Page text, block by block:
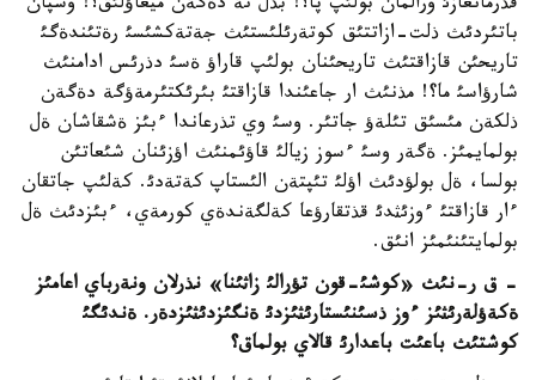
قذرمانعازئ ورالمان بولئپ پا؟! بذل نة دةگةن ميعاؤلئق؟! وسپان
باتئردئث ذلت-ازاتتئق كوتةرئلئستئث جةتةكشئسئ رةتئندةگئ
تاريحئن قازاقتئث تاريحئنان بولئپ قاراؤ ةسئ دذرئس ادامنئث
شارؤاسئ ما؟! مذنئث ار جاعئندا قازاقتئ بئرئكتئرمةؤگة دةگةن
ذلكةن مئسئق تئلةؤ جاتئر. وسئ وي تذرعاندا ءبئز ةشقاشان ةل
بولمايمئز. ةگةر وسئ ءسوز زيالئ قاؤئمنئث اؤزئنان شئعاتئن
بولسا، ةل بولؤدئث اؤلئ تئپتةن الئستاپ كةتةدئ. كةلئپ جاتقان
ءار قازاقتئ ءوزئثدئ قذتقارؤعا كةلگةندةي كورمةي، ءبئزدئث ةل
بولمايتئنئمئز انئق.
- ق ر-نئث «كوشئ-قون تؤرالئ زاثئنا» نذرلان ونةرباي اعامئز
ةكةؤلةرئثئز ءوز ذسئنئستارئثئزدئ ةنگئزدئثئزدةر. ةندئگئ
كوشتئث باعئت باعدارئ قالاي بولماق؟